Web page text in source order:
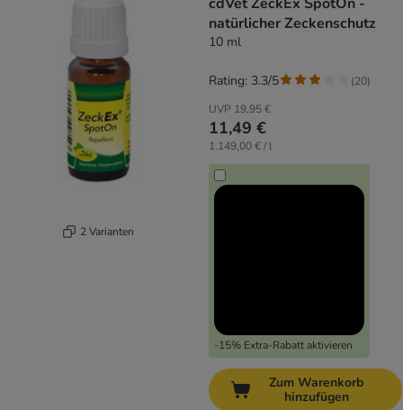
2 Varianten
natürlicher Zeckenschutz
10 ml
UVP 19,95 €
11,49 €
1.149,00 € / l
-15% Extra-Rabatt aktivieren
Rating: 3.3/5 (20)
Zum Warenkorb
hinzufügen